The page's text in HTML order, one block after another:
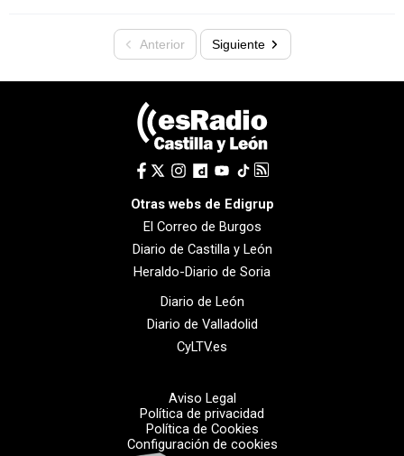
Anterior Siguiente
Otras webs de Edigrup
El Correo de Burgos
Diario de Castilla y León
Heraldo-Diario de Soria
Diario de León
Diario de Valladolid
CyLTV.es
Aviso Legal
Política de privacidad
Política de Cookies
Configuración de cookies